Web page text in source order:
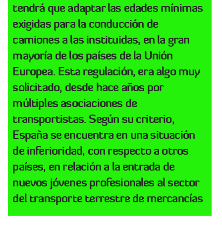
tendrá que adaptar las edades mínimas
exigidas para la conducción de
camiones a las instituidas, en la gran
mayoría de los países de la Unión
Europea. Esta regulación, era algomuy
solicitado, desde hace años por
múltiples asociaciones de
transportistas. Según su criterio,
España se encuentra en unasituación
de inferioridad, con respecto a otros
países, en relación a la entrada de
nuevos jóvenes profesionales al sector
del transporte terrestre de mercancías